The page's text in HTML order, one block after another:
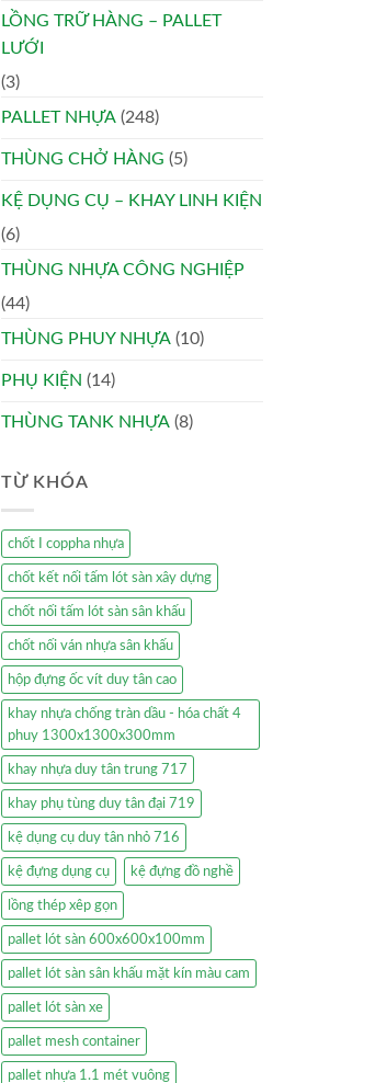
LỒNG TRỮ HÀNG – PALLET
LƯỚI
(3)
PALLET NHỰA (248)
THÙNG CHỞ HÀNG (5)
KỆ DỤNG CỤ – KHAY LINH KIỆN
(6)
THÙNG NHỰA CÔNG NGHIỆP
(44)
THÙNG PHUY NHỰA (10)
PHỤ KIỆN (14)
THÙNG TANK NHỰA (8)
TỪ KHÓA
chốt I coppha nhựa
chốt kết nối tấm lót sàn xây dựng
chốt nối tấm lót sàn sân khấu
chốt nối ván nhựa sân khấu
hộp đựng ốc vít duy tân cao
khay nhựa chống tràn dầu - hóa chất 4
phuy 1300x1300x300mm
khay nhựa duy tân trung 717
khay phụ tùng duy tân đại 719
kệ dụng cụ duy tân nhỏ 716
kệ đựng dụng cụ kệ đựng đồ nghề
lồng thép xêp gọn
pallet lót sàn 600x600x100mm
pallet lót sàn sân khấu mặt kín màu cam
pallet lót sàn xe
pallet mesh container
pallet nhựa 1.1 mét vuông